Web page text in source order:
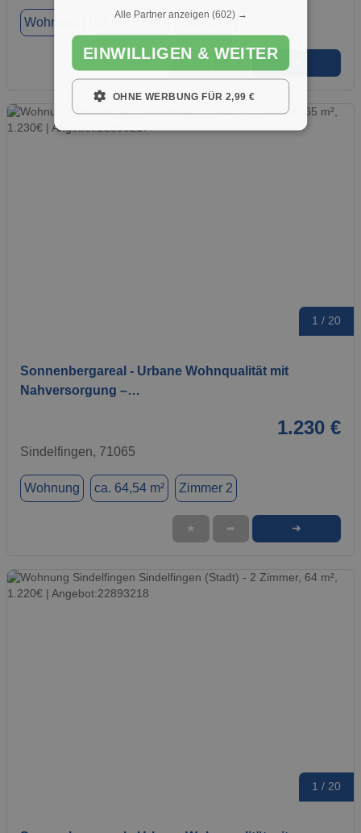
Wohnung ca. 67,57 m² Zimmer 2
★ ➦
1 / 20
Sonnenbergareal - Urbane Wohnqualität mit
Nahversorgung –…
1.230 €
Sindelfingen, 71065
Wohnung ca. 64,54 m² Zimmer 2
★ ➦ ➜
1 / 20
Alle Partner anzeigen (602) →
EINWILLIGEN & WEITER
OHNE WERBUNG FÜR 2,99 €